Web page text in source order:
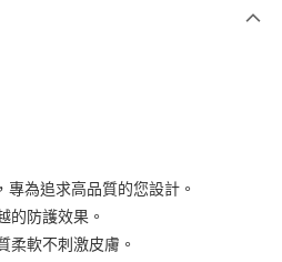
專為追求高品質的您設計。
的防護效果。
柔軟不刺激皮膚。